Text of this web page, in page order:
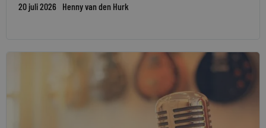
20 juli 2026 Henny van den Hurk